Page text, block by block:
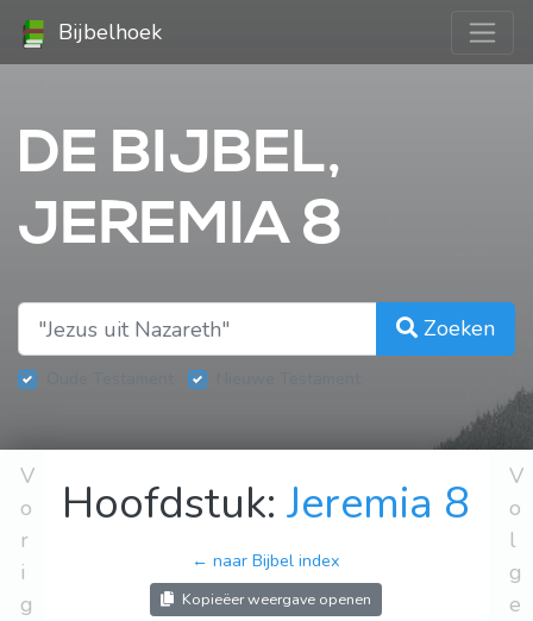
Bijbelhoek
DE BIJBEL,
JEREMIA 8
Zoeken
V
o
r
i
g
Hoofdstuk:Jeremia 8
← naar Bijbel index
Kopieëer weergave openen
V
o
l
g
e